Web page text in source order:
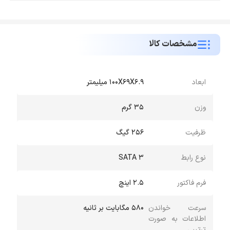
مشخصات کالا
ابعاد 100X69X6.9 میلیمتر
وزن 35 گرم
ظرفیت 256 گیگ
نوع رابط SATA 3
فرم فاکتور 2.5 اینچ
سرعت خواندن
اطلاعات به صورت
۵۸۰ مگابایت بر ثانیه